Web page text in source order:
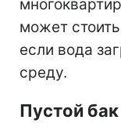
может
если вода
среду.
Пустой